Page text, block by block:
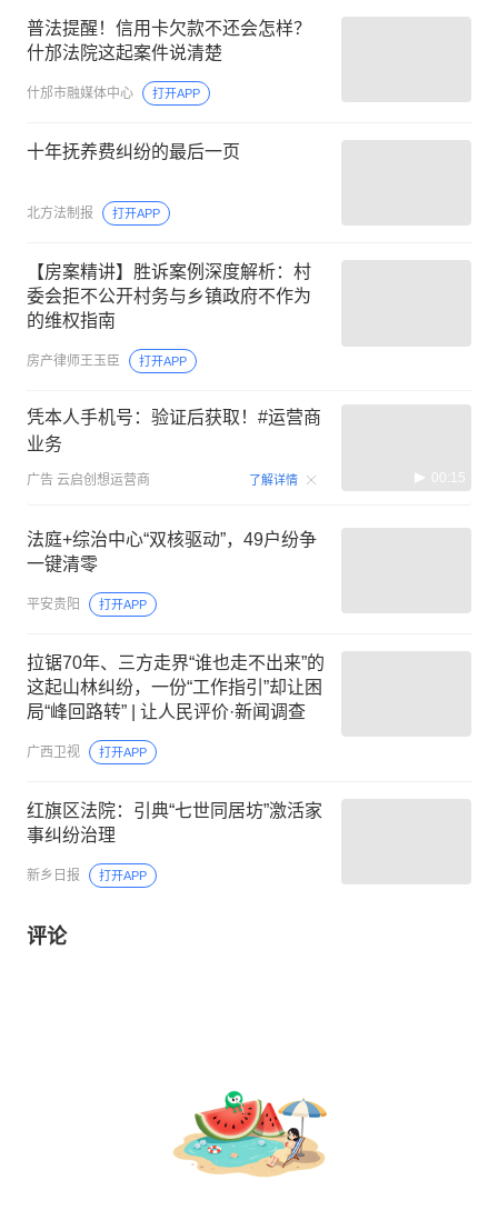
普法提醒！信用卡欠款不还会怎样？
什邡法院这起案件说清楚
什邡市融媒体中心 打开APP
十年抚养费纠纷的最后一页
北方法制报 打开APP
【房案精讲】胜诉案例深度解析：村
委会拒不公开村务与乡镇政府不作为
的维权指南
房产律师王玉臣 打开APP
凭本人手机号：验证后获取！#运营商
业务
广告 云启创想运营商 了解详情 00:15
法庭+综治中心“双核驱动”，49户纷争
一键清零
平安贵阳 打开APP
拉锯70年、三方走界“谁也走不出来”的
这起山林纠纷，一份“工作指引”却让困
局“峰回路转” | 让人民评价·新闻调查
广西卫视 打开APP
红旗区法院：引典“七世同居坊”激活家
事纠纷治理
新乡日报 打开APP
评论